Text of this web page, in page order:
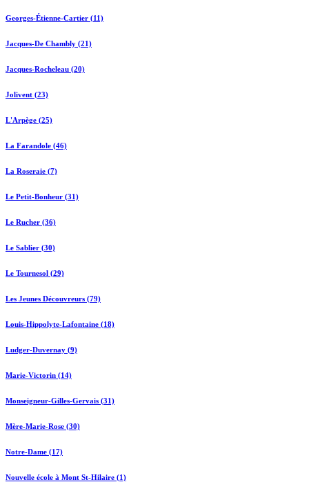
Georges-Étienne-Cartier (11)
Jacques-De Chambly (21)
Jacques-Rocheleau (20)
Jolivent (23)
L'Arpège (25)
La Farandole (46)
La Roseraie (7)
Le Petit-Bonheur (31)
Le Rucher (36)
Le Sablier (30)
Le Tournesol (29)
Les Jeunes Découvreurs (79)
Louis-Hippolyte-Lafontaine (18)
Ludger-Duvernay (9)
Marie-Victorin (14)
Monseigneur-Gilles-Gervais (31)
Mère-Marie-Rose (30)
Notre-Dame (17)
Nouvelle école à Mont St-Hilaire (1)